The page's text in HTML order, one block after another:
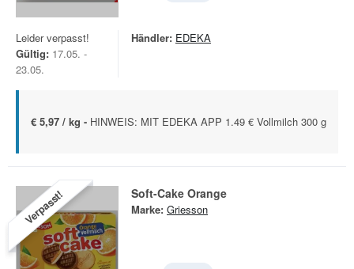
Leider verpasst!
Gültig: 17.05. -
23.05.
Händler: EDEKA
€ 5,97 / kg - HINWEIS: MIT EDEKA APP 1.49 € Vollmilch 300 g
Verpasst! Soft-Cake Orange
Marke: Griesson